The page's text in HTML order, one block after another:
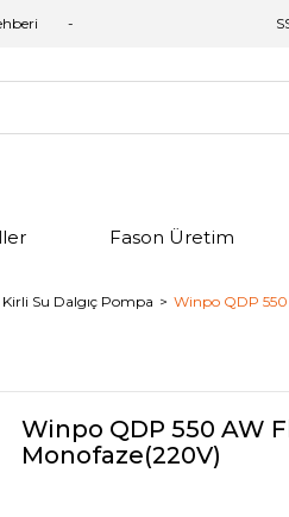
Fason Üretim
Kirli Su Dalgıç Pompa Winpo QDP
Winpo QDP 550 AW
Monofaze(220V)